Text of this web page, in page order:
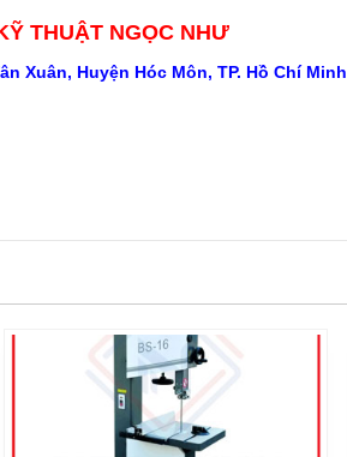
THUẬT NGỌC NHƯ
Xuân, Huyện Hóc Môn, TP. Hồ Chí Minh